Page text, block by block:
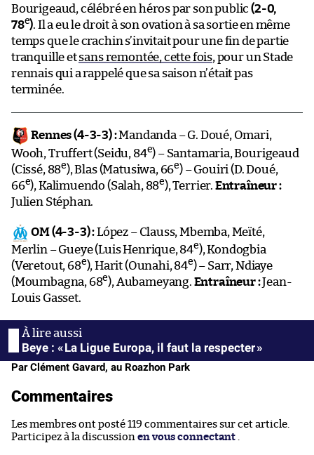
Bourigeaud, célébré en héros par son public(2-0,
78e). Il a eu le droit à son ovation à sa sortie en même
temps que le crachin s’invitait pour une fin de partie
tranquille etsans remontée, cette fois, pour un Stade
rennais qui a rappelé que sa saison n’était pas
terminée.
Rennes (4-3-3) :Mandanda – G. Doué, Omari,
Wooh, Truffert (Seidu, 84e) – Santamaria, Bourigeaud
(Cissé, 88e), Blas (Matusiwa, 66e) – Gouiri (D. Doué,
66e), Kalimuendo (Salah, 88e), Terrier. Entraîneur :
Julien Stéphan.
OM (4-3-3) :López – Clauss, Mbemba, Meïté,
Merlin – Gueye (Luis Henrique, 84e), Kondogbia
(Veretout, 68e), Harit (Ounahi, 84e) – Sarr, Ndiaye
(Moumbagna, 68e), Aubameyang. Entraîneur :Jean-
Louis Gasset.
Beye : « La Ligue Europa, il faut la respecter »
Par Clément Gavard, au Roazhon Park
Commentaires
Les membres ont posté 119 commentaires sur cet article.
Participez à la discussion en vous connectant .